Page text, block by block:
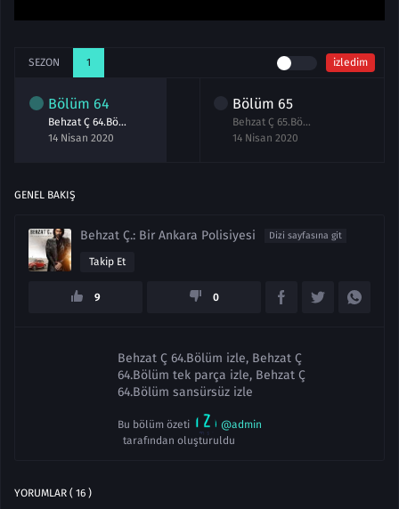
SEZON 1 izledim
Bölüm 64
Behzat Ç 64.Bölüm izle
14 Nisan 2020
Bölüm 65
Behzat Ç 65.Bölüm izle
14 Nisan 2020
GENEL BAKIŞ
Behzat Ç.: Bir Ankara Polisiyesi Dizi sayfasına git
Takip Et
9 0
Behzat Ç 64.Bölüm izle, Behzat Ç
64.Bölüm tek parça izle, Behzat Ç
64.Bölüm sansürsüz izle
Bu bölüm özeti
@admin
tarafından oluşturuldu
YORUMLAR ( 16 )